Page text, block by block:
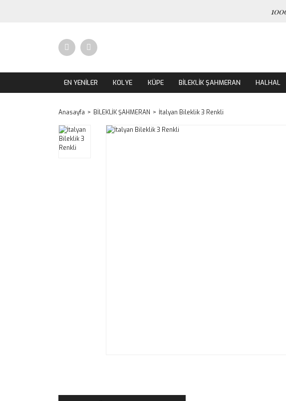
EN YENİLER KOLYE KÜPE BİLEKLİK ŞAHMERAN HALHAL
Anasayfa BİLEKLİK ŞAHMERAN İtalyan Bileklik 3 Renkli